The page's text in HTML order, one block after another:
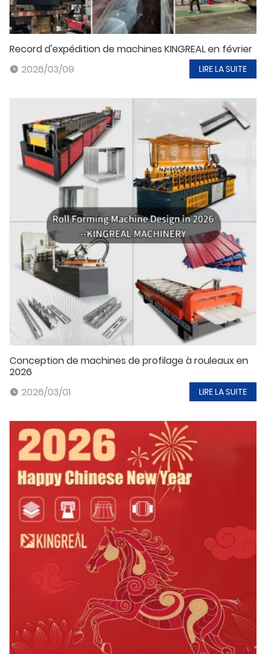
Record d'expédition de machines KINGREAL en février
2026/03/09
LIRE LA SUITE
Conception de machines de profilage à rouleaux en
2026
2026/03/01
LIRE LA SUITE